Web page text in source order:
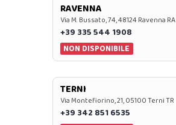
RAVENNA
Via M. Bussato, 74, 48124 Ravenna RA
+39 335 544 1908
NON DISPONIBILE
TERNI
Via Montefiorino, 21, 05100 Terni TR
+39 342 851 6535